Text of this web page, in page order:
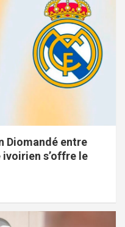
Diomandé entre
s’offre le